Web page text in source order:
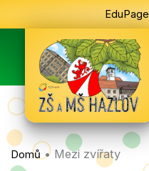
na
EduPage
Domů • Mezi zvířaty